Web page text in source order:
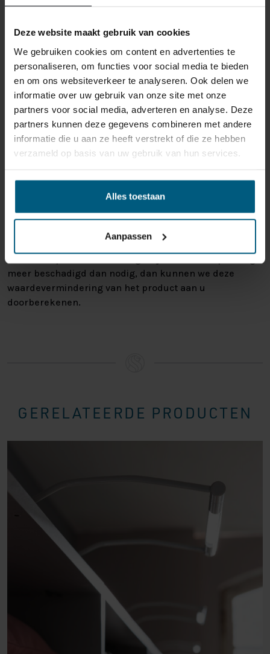
Deze website maakt gebruik van cookies
We gebruiken cookies om content en advertenties te
personaliseren, om functies voor social media te bieden
en om ons websiteverkeer te analyseren. Ook delen we
informatie over uw gebruik van onze site met onze
partners voor social media, adverteren en analyse. Deze
partners kunnen deze gegevens combineren met andere
informatie die u aan ze heeft verstrekt of die ze hebben
verzameld op basis van uw gebruik van hun services.
Alles toestaan
Aanpassen
ONS RETOURBELEID
Gepersonaliseerde artikelen zoals
matrassen, bedbodems, topmatrassen en
boxspringsets vallen NIET onder de retour
regels en kunnen niet door ons retour
worden genomen.
Het kan wel eens voorkomen dat u een bestelling
retour wilt sturen. Wellicht omdat het product toch niet
reden ook is, u heeft het recht uw bestelling tot
dagen na ontvangst zonder opgave van reden te
. Behandel het product met zorg en zorg
ervoor dat deze bij het retour sturen goed verpakt is.
meer beschadigd dan nodig, dan kunnen we deze
waardevermindering van het product aan u
doorberekenen.
GERELATEERDE PRODUCTEN